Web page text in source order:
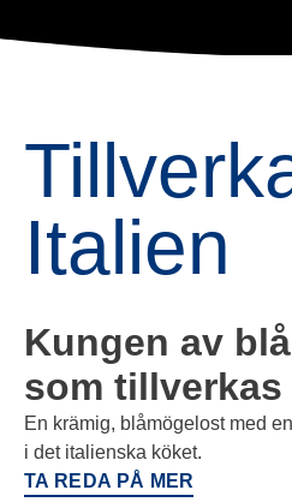
Italien
Kungen av
som tillverkas
En krämig, blåmögelost med
i det italienska köket.
TA REDA PÅ MER